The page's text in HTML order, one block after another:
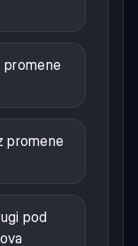
promene
promene
pod